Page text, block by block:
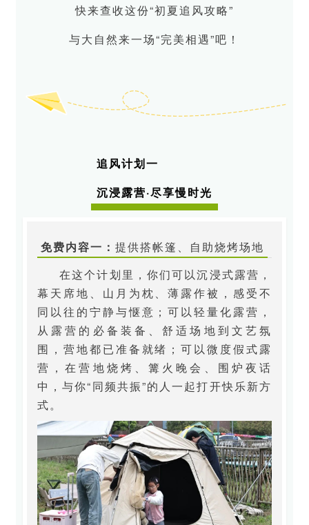
快来查收这份“初夏追风攻略”
与大自然来一场“完美相遇”吧！
追风计划一
沉浸露营·尽享慢时光
免费内容一： 提供搭帐篷、自助烧烤场地
在这个计划里，你们可以沉浸式露营，
幕天席地、山月为枕、薄露作被，感受不
同以往的宁静与惬意；可以轻量化露营，
从露营的必备装备、舒适场地到文艺氛
围，营地都已准备就绪；可以微度假式露
营，在营地烧烤、篝火晚会、围炉夜话
中，与你“同频共振”的人一起打开快乐新方
式。